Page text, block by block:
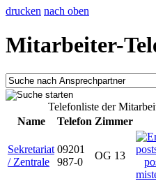
drucken nach oben
Mitarbeiter-
Telefonliste der
Name
Telefon Zimmer
Sekretariat
/ Zentrale
09201
987-0
OG 13